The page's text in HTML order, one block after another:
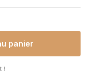
panier
!